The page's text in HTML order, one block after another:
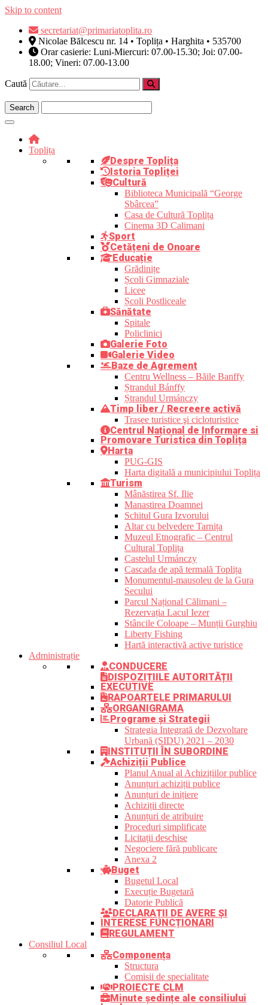
Skip to content
secretariat@primariatoplita.ro
Nicolae Bălcescu nr. 14 • Toplița • Harghita • 535700
Orar casierie: Luni-Miercuri: 07.00-15.30; Joi: 07.00-
18.00; Vineri: 07.00-13.00
Caută
Toplița
Despre Toplița
Istoria Topliței
Cultură
Biblioteca Municipală “George
Sbârcea”
Casa de Cultură Toplița
Cinema 3D Calimani
Sport
Cetățeni de Onoare
Educație
Grădinițe
Școli Gimnaziale
Licee
Școli Postliceale
Sănătate
Spitale
Policlinici
Galerie Foto
Galerie Video
Baze de Agrement
Centru Wellness – Băile Banffy
Ștrandul Bánffy
Ștrandul Urmánczy
Timp liber / Recreere activă
Trasee turistice şi cicloturistice
Centrul Național de Informare si
Promovare Turistica din Toplița
Harta
PUG-GIS
Harta digitală a municipiului Toplița
Turism
Mânăstirea Sf. Ilie
Manastirea Doamnei
Schitul Gura Izvorului
Altar cu belvedere Tarnița
Muzeul Etnografic – Centrul
Cultural Toplița
Castelul Urmánczy
Cascada de apă termală Toplița
Monumentul-mausoleu de la Gura
Secului
Parcul Național Călimani –
Rezervația Lacul Iezer
Stâncile Coloape – Munții Gurghiu
Liberty Fishing
Hartă interactivă active turistice
Administrație
CONDUCERE
DISPOZIȚIILE AUTORITĂȚII
EXECUTIVE
RAPOARTELE PRIMARULUI
ORGANIGRAMA
Programe și Strategii
Strategia Integrată de Dezvoltare
Urbană (SIDU) 2021 – 2030
INSTITUȚII ÎN SUBORDINE
Achiziții Publice
Planul Anual al Achizițiilor publice
Anunțuri achiziții publice
Anunțuri de inițiere
Achiziții directe
Anunțuri de atribuire
Proceduri simplificate
Licitații deschise
Negociere fără publicare
Anexa 2
Buget
Bugetul Local
Execuție Bugetară
Datorie Publică
DECLARAȚII DE AVERE ȘI
INTERESE FUNCȚIONARI
REGULAMENT
Consiliul Local
Componența
Structura
Comisii de specialitate
PROIECTE CLM
Minute ședințe ale consiliului